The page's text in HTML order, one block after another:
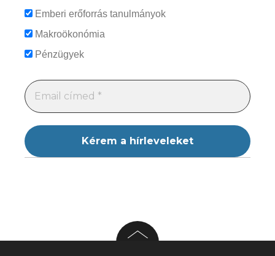
Emberi erőforrás tanulmányok
Makroökonómia
Pénzügyek